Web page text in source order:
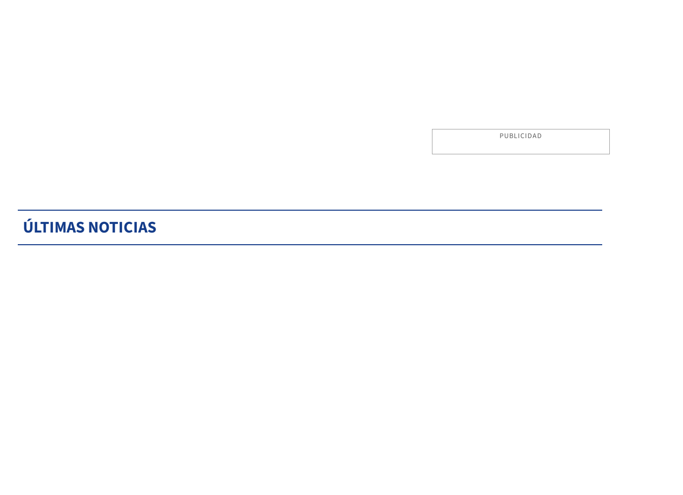
PUBLICIDAD
ÚLTIMAS NOTICIAS